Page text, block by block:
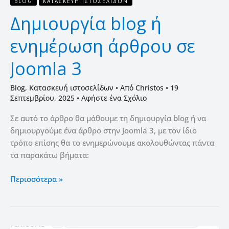
Δημιουργία blog ή
ενημέρωση άρθρου σε
Joomla 3
Blog, Κατασκευή ιστοσελίδων • Από Christos • 19
Σεπτεμβρίου, 2025 • Αφήστε ένα Σχόλιο
Σε αυτό το άρθρο θα μάθουμε τη δημιουργία blog ή να
δημιουργούμε ένα άρθρο στην Joomla 3, με τον ίδιο
τρόπο επίσης θα το ενημερώνουμε ακολουθώντας πάντα
τα παρακάτω βήματα:
Περισσότερα »